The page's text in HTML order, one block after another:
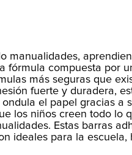
manualidades,
fórmula compuesta por
más seguras que
fuerte y duradera,
el papel gracias a
los niños creen todo lo
Estas barras
ideales para la